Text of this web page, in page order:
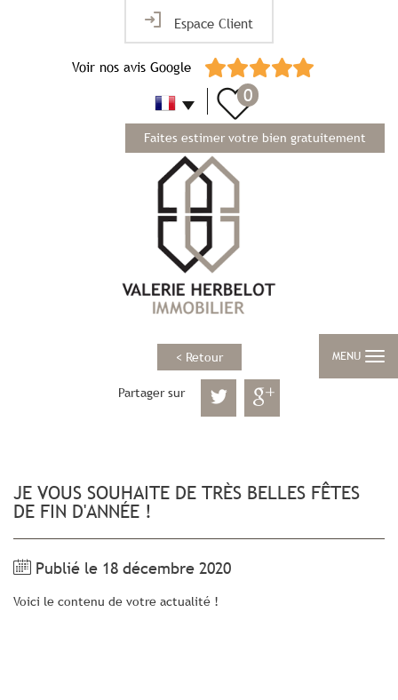
Espace Client
Voir nos avis Google
Faites estimer votre bien gratuitement
0
MENU
< Retour
Partager sur
JE VOUS SOUHAITE DE TRÈS BELLES FÊTES
DE FIN D'ANNÉE !
Publié le 18 décembre 2020
Voici le contenu de votre actualité !